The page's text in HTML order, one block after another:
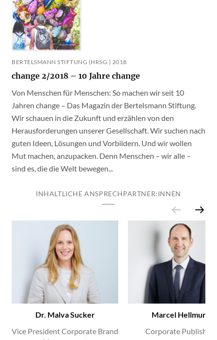
BERTELSMANN STIFTUNG (HRSG.) 2018
change 2/2018 – 10 Jahre change
Von Menschen für Menschen: So machen wir seit 10
Jahren change – Das Magazin der Bertelsmann Stiftung.
Wir schauen in die Zukunft und erzählen von den
Herausforderungen unserer Gesellschaft. Wir suchen nach
guten Ideen, Lösungen und Vorbildern. Und wir wollen
Mut machen, anzupacken. Denn Menschen – wir alle –
sind es, die die Welt bewegen...
INHALTLICHE ANSPRECHPARTNER:INNEN
Dr. Malva Sucker
Vice President Corporate Brand
Marcel Hellmund
Corporate Publishing